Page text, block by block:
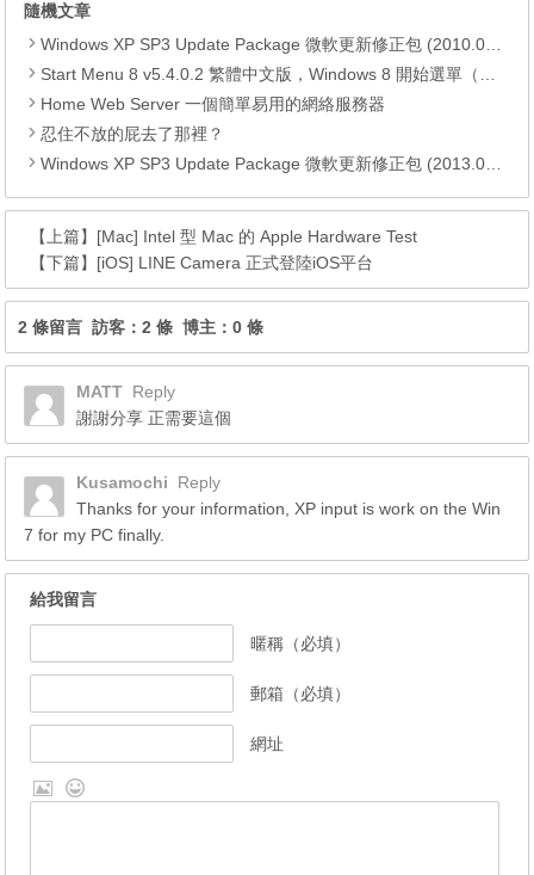
隨機文章
Windows XP SP3 Update Package 微軟更新修正包 (2010.05月份)
Start Menu 8 v5.4.0.2 繁體中文版，Windows 8 開始選單（可自動跳過動態磚）
Home Web Server 一個簡單易用的網絡服務器
忍住不放的屁去了那裡？
Windows XP SP3 Update Package 微軟更新修正包 (2013.05月份)
【上篇】 [Mac] Intel 型 Mac 的 Apple Hardware Test
【下篇】 [iOS] LINE Camera 正式登陸iOS平台
2 條留言 訪客：2 條 博主：0 條
MATT Reply
謝謝分享 正需要這個
Kusamochi
Reply
Thanks for your information, XP input is work on the Win
7 for my PC finally.
給我留言
暱稱（必填）
郵箱（必填）
網址